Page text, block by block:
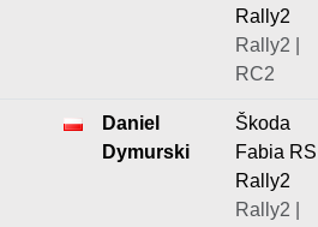
Rally2
Rally2 |
RC2
Daniel
Dymurski
Škoda
Fabia RS
Rally2
Rally2 |